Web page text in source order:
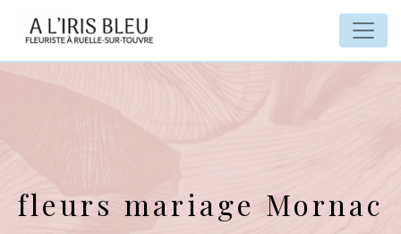
fleurs mariage Mornac